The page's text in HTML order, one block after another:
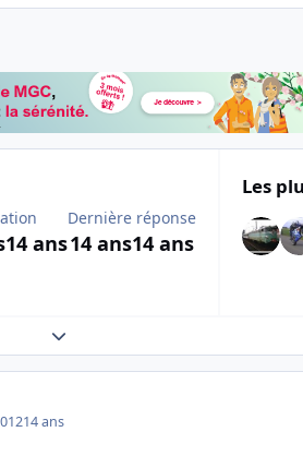
14 ans
Dernière réponse
14 ans14 ans
Les
Expand topic overview
14 ans